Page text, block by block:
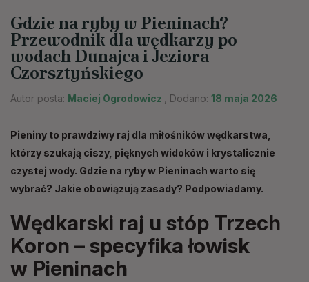
Gdzie na ryby w Pieninach?
Przewodnik dla wędkarzy po
wodach Dunajca i Jeziora
Czorsztyńskiego
Autor posta: Maciej Ogrodowicz , Dodano: 18 maja 2026
Pieniny to prawdziwy raj dla miłośników wędkarstwa,
którzy szukają ciszy, pięknych widoków i krystalicznie
czystej wody. Gdzie na ryby w Pieninach warto się
wybrać? Jakie obowiązują zasady? Podpowiadamy.
Wędkarski raj u stóp Trzech
Koron – specyfika łowisk
w Pieninach